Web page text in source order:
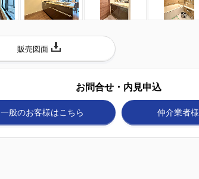
販売図面
お問合せ・内見申込
一般のお客様はこちら 仲介業者様